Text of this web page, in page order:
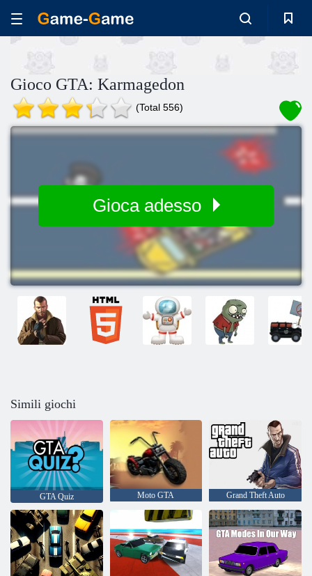
Gioco GTA: Karmagedon
(Total 556)
Gioca adesso
Simili giochi
GTA Quiz Moto GTA Grand Theft Auto